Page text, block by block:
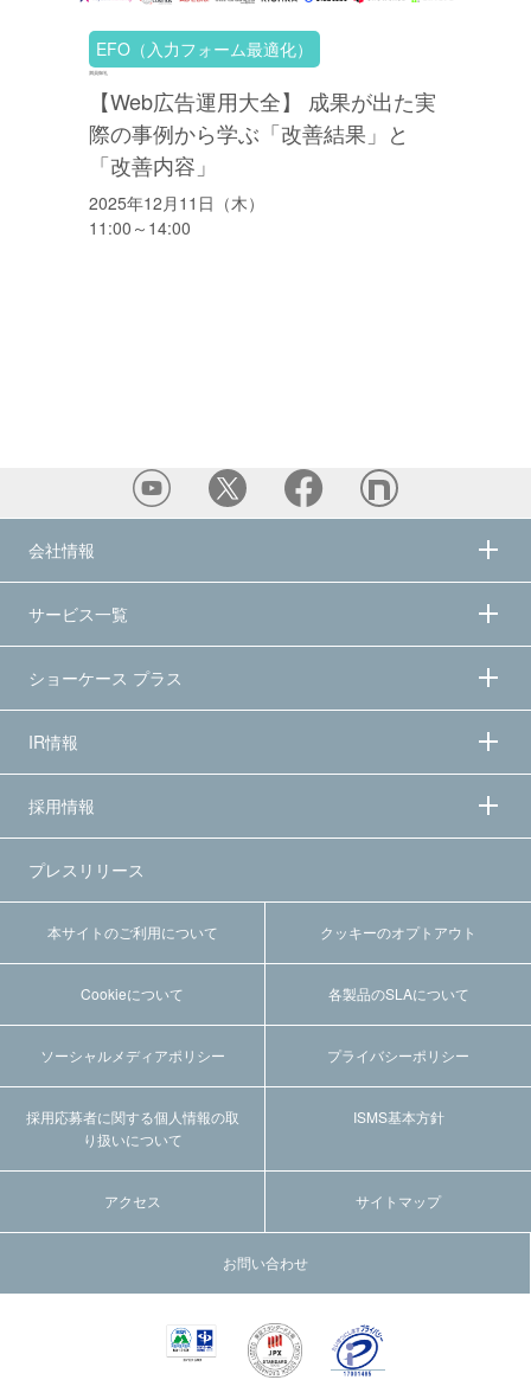
EFO（入力フォーム最適化）
満員御礼
【Web広告運用大全】 成果が出た実
際の事例から学ぶ「改善結果」と
「改善内容」
2025年12月11日（木）
11:00～14:00
会社情報
サービス一覧
ショーケース プラス
IR情報
採用情報
プレスリリース
本サイトのご利用について クッキーのオプトアウト
Cookieについて 各製品のSLAについて
ソーシャルメディアポリシー プライバシーポリシー
採用応募者に関する個人情報の取
り扱いについて
ISMS基本方針
アクセス サイトマップ
お問い合わせ